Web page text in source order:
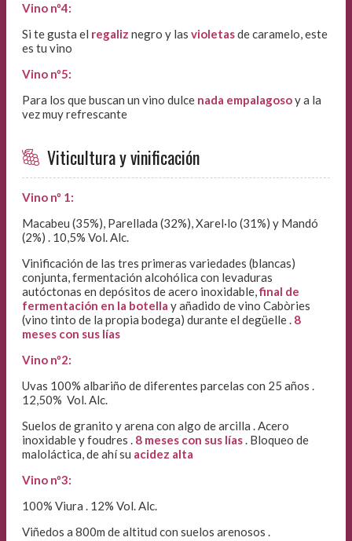
Vino nº4:
Si te gusta el regaliz negro y las violetasde caramelo, este
es tu vino
Vino nº5:
Para los que buscan un vino dulce nada empalagosoy a la
vez muy refrescante
Viticultura y vinificación
Vino nº 1:
Macabeu (35%), Parellada (32%), Xarel·lo (31%) y Mandó
(2%) . 10,5% Vol. Alc.
Vinificación de las tres primeras variedades (blancas)
conjunta, fermentación alcohólica con levaduras
autóctonas en depósitos de acero inoxidable,final de
fermentación en la botella y añadido de vino Cabòries
(vino tinto de la propia bodega) durante el degüelle . 8
meses con sus lías
Vino nº2:
Uvas 100% albariño de diferentes parcelas con 25 años .
12,50% Vol. Alc.
Suelos de granito y arena con algo de arcilla . Acero
inoxidable y foudres . 8 meses con sus lías. Bloqueo de
maloláctica, de ahí su acidez alta
Vino nº3:
100% Viura . 12% Vol. Alc.
Viñedos a 800m de altitud con suelos arenosos .